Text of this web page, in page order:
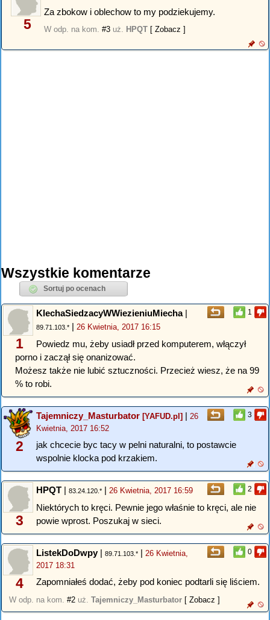
5
Za zbokow i oblechow to my podziekujemy.
W odp. na kom. #3 uż. HPQT [ Zobacz ]
Wszystkie komentarze
1
1
KlechaSiedzacyWWiezieniuMiecha|
89.71.103.* | 26 Kwietnia, 2017 16:15
Powiedz mu, żeby usiadł przed komputerem, włączył
porno i zaczął się onanizować.
Możesz także nie lubić sztuczności. Przecież wiesz, że na 99
% to robi.
3
2
Tajemniczy_Masturbator [YAFUD.pl] | 26
Kwietnia, 2017 16:52
jak chcecie byc tacy w pelni naturalni, to postawcie
wspolnie klocka pod krzakiem.
2
3
HPQT | 83.24.120.* | 26 Kwietnia, 2017 16:59
Niektórych to kręci. Pewnie jego właśnie to kręci, ale nie
powie wprost. Poszukaj w sieci.
0
4
ListekDoDwpy| 89.71.103.* | 26 Kwietnia,
2017 18:31
Zapomniałeś dodać, żeby pod koniec podtarli się liściem.
W odp. na kom. #2 uż. Tajemniczy_Masturbator [ Zobacz ]